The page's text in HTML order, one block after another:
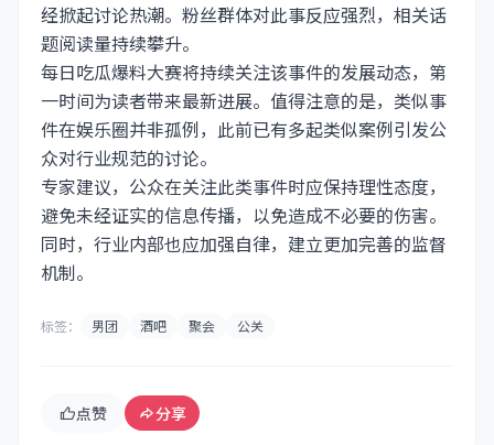
经掀起讨论热潮。粉丝群体对此事反应强烈，相关话
题阅读量持续攀升。
每日吃瓜爆料大赛将持续关注该事件的发展动态，第
一时间为读者带来最新进展。值得注意的是，类似事
件在娱乐圈并非孤例，此前已有多起类似案例引发公
众对行业规范的讨论。
专家建议，公众在关注此类事件时应保持理性态度，
避免未经证实的信息传播，以免造成不必要的伤害。
同时，行业内部也应加强自律，建立更加完善的监督
机制。
标签： 男团 酒吧 聚会 公关
点赞 分享